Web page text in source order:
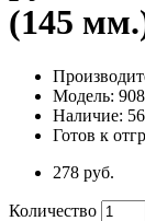
(145
Модель:
Наличие:
Готов к
278 руб.
Количество